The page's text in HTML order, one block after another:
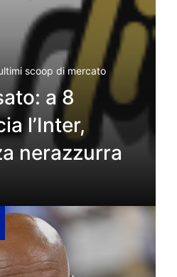
scoop di mercato
a 8
l’Inter,
nerazzurra